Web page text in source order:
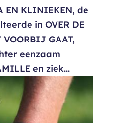
EN KLINIEKEN, de
in OVER DE
GAAT,
eenzaam
en ziek...